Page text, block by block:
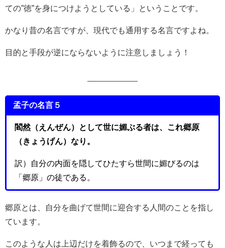
ての”徳”を身につけようとしている」ということです。
かなり昔の名言ですが、現代でも通用する名言ですよね。
目的と手段が逆にならないように注意しましょう！
孟子の名言５
閻然（えんぜん）として世に媚ぶる者は、これ郷原
（きょうげん）なり。
訳）自分の内面を隠してひたすら世間に媚びるのは
「郷原」の徒である。
郷原とは、自分を曲げて世間に迎合する人間のことを指し
ています。
このような人は上辺だけを着飾るので、いつまで経っても